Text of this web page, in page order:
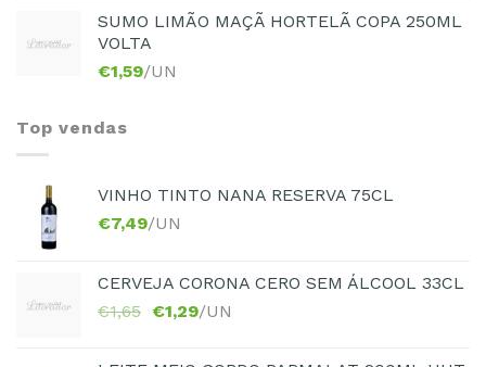
SUMO LIMÃO MAÇÃ HORTELÃ COPA 250ML
VOLTA
€1,59/UN
Top vendas
VINHO TINTO NANA RESERVA 75CL
€7,49/UN
CERVEJA CORONA CERO SEM ÁLCOOL 33CL
€1,65 €1,29/UN